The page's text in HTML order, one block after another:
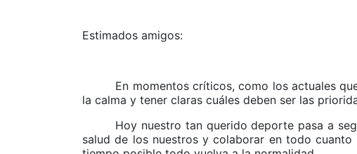
Estimados amigos:
En momentos críticos, como los actuales
la calma y tener claras cuáles deben ser las
Hoy nuestro tan querido deporte pasa a
salud de los nuestros y colaborar en todo